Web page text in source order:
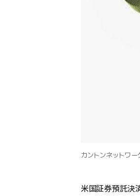
カントンネットワ
米国証券預託決